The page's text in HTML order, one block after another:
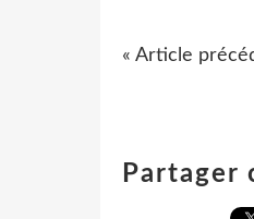
« Article
Partager